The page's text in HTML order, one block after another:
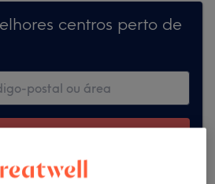
centros perto de
Treatwell